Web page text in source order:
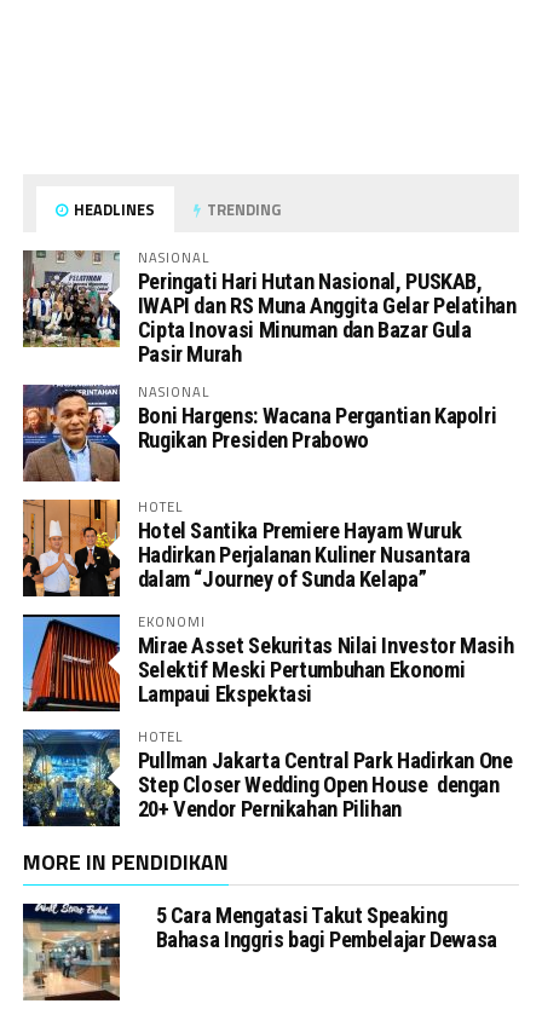
HEADLINES TRENDING
NASIONAL
Peringati Hari Hutan Nasional, PUSKAB,
IWAPI dan RS Muna Anggita Gelar Pelatihan
Cipta Inovasi Minuman dan Bazar Gula
Pasir Murah
NASIONAL
Boni Hargens: Wacana Pergantian Kapolri
Rugikan Presiden Prabowo
HOTEL
Hotel Santika Premiere Hayam Wuruk
Hadirkan Perjalanan Kuliner Nusantara
dalam “Journey of Sunda Kelapa”
EKONOMI
Mirae Asset Sekuritas Nilai Investor Masih
Selektif Meski Pertumbuhan Ekonomi
Lampaui Ekspektasi
HOTEL
Pullman Jakarta Central Park Hadirkan One
Step Closer Wedding Open House dengan
20+ Vendor Pernikahan Pilihan
MORE IN PENDIDIKAN
5 Cara Mengatasi Takut Speaking
Bahasa Inggris bagi Pembelajar Dewasa